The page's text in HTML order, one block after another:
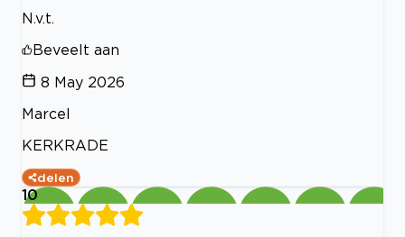
N.v.t.
Beveelt aan
8 May 2026
Marcel
KERKRADE
delen
10